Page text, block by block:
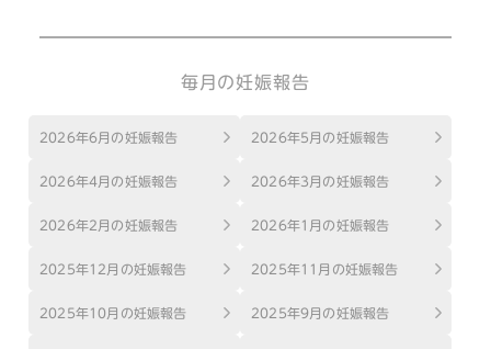
毎月の妊娠報告
2026年6月の妊娠報告 2026年5月の妊娠報告
2026年4月の妊娠報告 2026年3月の妊娠報告
2026年2月の妊娠報告 2026年1月の妊娠報告
2025年12月の妊娠報告 2025年11月の妊娠報告
2025年10月の妊娠報告 2025年9月の妊娠報告